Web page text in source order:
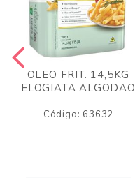
OLEO FRIT. 14,5KG
ELOGIATA ALGODAO
Código: 63632